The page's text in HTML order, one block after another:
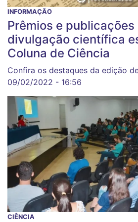
INFORMAÇÃO
Prêmios e publicações
divulgação científica
Coluna de Ciência
Confira os destaques da edição
09/02/2022 - 16:56
CIÊNCIA